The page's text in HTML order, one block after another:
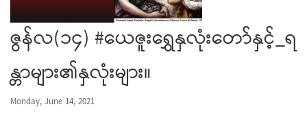
ဇွန်လ(၁၄) #ယေဇူးရွှေနှလုံးတော်နှင့်_ရ
န္တာများ၏နှလုံးများ။
Monday, June 14, 2021